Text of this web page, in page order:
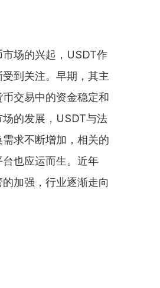
市场的兴起，USDT作
到关注。早期，其主
交易中的资金稳定和
的发展，USDT与法
求不断增加，相关的
台也应运而生。近年
加强，行业逐渐走向